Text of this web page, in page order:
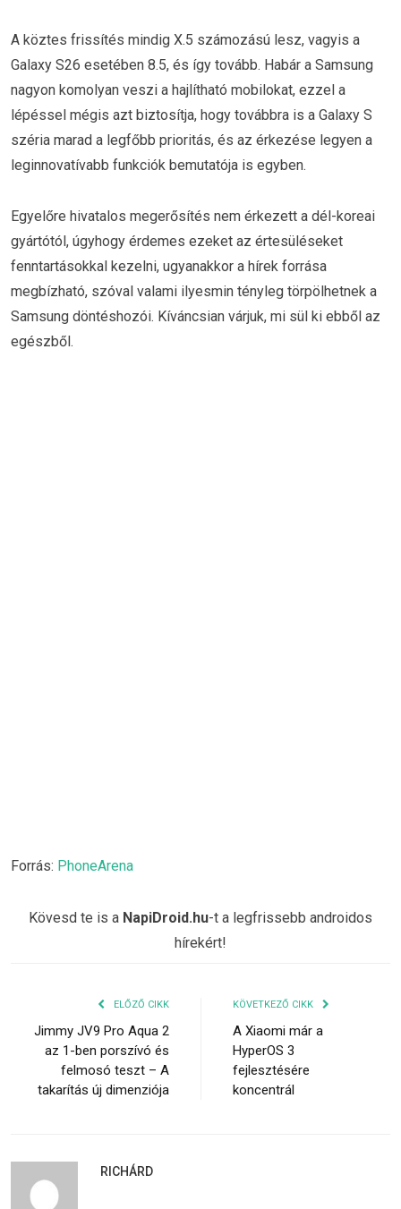
A köztes frissítés mindig X.5 számozású lesz, vagyis a
Galaxy S26 esetében 8.5, és így tovább. Habár a Samsung
nagyon komolyan veszi a hajlítható mobilokat, ezzel a
lépéssel mégis azt biztosítja, hogy továbbra is a Galaxy S
széria marad a legfőbb prioritás, és az érkezése legyen a
leginnovatívabb funkciók bemutatója is egyben.
Egyelőre hivatalos megerősítés nem érkezett a dél-koreai
gyártótól, úgyhogy érdemes ezeket az értesüléseket
fenntartásokkal kezelni, ugyanakkor a hírek forrása
megbízható, szóval valami ilyesmin tényleg törpölhetnek a
Samsung döntéshozói. Kíváncsian várjuk, mi sül ki ebből az
egészből.
Forrás: PhoneArena
Kövesd te is a NapiDroid.hu-t a legfrissebb androidos
hírekért!
ELŐZŐ CIKK
Jimmy JV9 Pro Aqua 2
az 1-ben porszívó és
felmosó teszt – A
takarítás új dimenziója
KÖVETKEZŐ CIKK
A Xiaomi már a
HyperOS 3
fejlesztésére
koncentrál
RICHÁRD